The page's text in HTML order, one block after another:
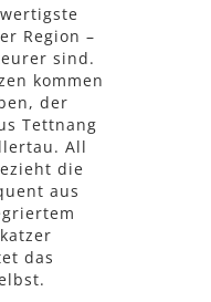
Region –
sind.
kommen
der
Tettnang
All
die
aus
das